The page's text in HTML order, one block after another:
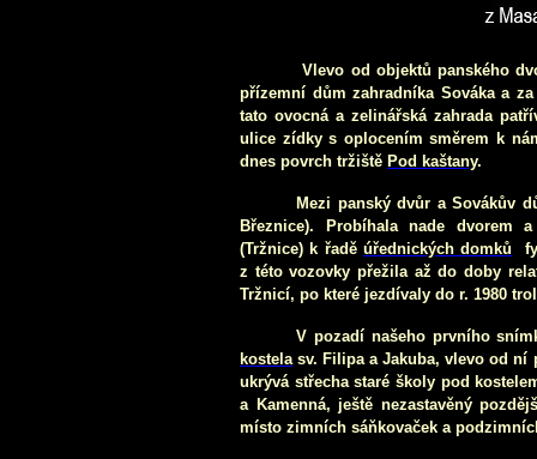
Vlevo od objektů panského
přízemní dům zahradníka Sováka a
tato ovocná a zelinářská zahrada
ulice zídky s oplocením směrem k
dnes povrch tržiště Pod kaštany.
Mezi panský dvůr a Sovákův
Březnice). Probíhala nade dvorem
(Tržnice) k řadě úřednických domků
z této vozovky přežila až do doby
Tržnicí, po které jezdívaly do r. 1980
Vpozadí našeho prvního
kostela sv. Filipa a Jakuba, vlevo od ní
ukrývá střecha staré školy pod
a Kamenná, ještě nezastavěný
místo zimních sáňkovaček a